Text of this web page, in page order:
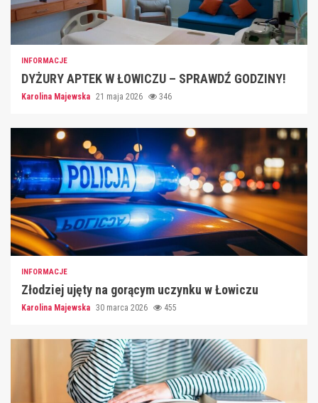
INFORMACJE
DYŻURY APTEK W ŁOWICZU – SPRAWDŹ GODZINY!
Karolina Majewska 21 maja 2026 346
INFORMACJE
Złodziej ujęty na gorącym uczynku w Łowiczu
Karolina Majewska 30 marca 2026 455